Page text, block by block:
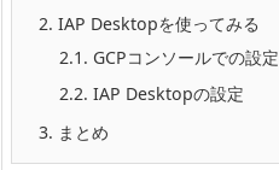
2. IAP Desktopを使ってみる
2.1. GCPコンソールでの設定
2.2. IAP Desktopの設定
3. まとめ